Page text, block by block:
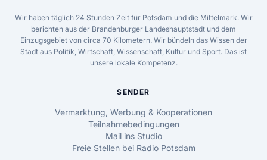
Wir haben täglich 24 Stunden Zeit für Potsdam und die Mittelmark. Wir
berichten aus der Brandenburger Landeshauptstadt und dem
Einzugsgebiet von circa 70 Kilometern. Wir bündeln das Wissen der
Stadt aus Politik, Wirtschaft, Wissenschaft, Kultur und Sport. Das ist
unsere lokale Kompetenz.
SENDER
Vermarktung, Werbung & Kooperationen
Teilnahmebedingungen
Mail ins Studio
Freie Stellen bei Radio Potsdam